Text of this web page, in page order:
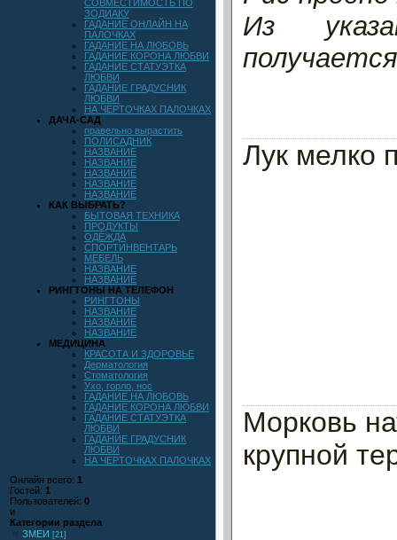
СОВМЕСТИМОСТЬ ПО
ЗОДИАКУ
ГАДАНИЕ ОНЛАЙН НА
ПАЛОЧКАХ
ГАДАНИЕ НА ЛЮБОВЬ
ГАДАНИЕ КОРОНА ЛЮБВИ
ГАДАНИЕ СТАТУЭТКА
ЛЮБВИ
ГАДАНИЕ ГРАДУСНИК
ЛЮБВИ
НА ЧЕРТОЧКАХ ПАЛОЧКАХ
ДАЧА-САД
правельно вырастить
ПОЛИСАДНИК
НАЗВАНИЕ
НАЗВАНИЕ
НАЗВАНИЕ
НАЗВАНИЕ
НАЗВАНИЕ
КАК ВЫБРАТЬ?
БЫТОВАЯ ТЕХНИКА
ПРОДУКТЫ
ОДЕЖДА
СПОРТИНВЕНТАРЬ
МЕБЕЛЬ
НАЗВАНИЕ
НАЗВАНИЕ
РИНГТОНЫ НА ТЕЛЕФОН
РИНГТОНЫ
НАЗВАНИЕ
НАЗВАНИЕ
НАЗВАНИЕ
МЕДИЦИНА
КРАСОТА И ЗДОРОВЬЕ
Дерматология
Стоматология
Ухо, горло, нос
ГАДАНИЕ НА ЛЮБОВЬ
ГАДАНИЕ КОРОНА ЛЮБВИ
ГАДАНИЕ СТАТУЭТКА
ЛЮБВИ
ГАДАНИЕ ГРАДУСНИК
ЛЮБВИ
НА ЧЕРТОЧКАХ ПАЛОЧКАХ
Онлайн всего: 1
Гостей: 1
Пользователей: 0
и
Категории раздела
ЗМЕИ [21]
Из
Лук мелко
Морковь
крупной